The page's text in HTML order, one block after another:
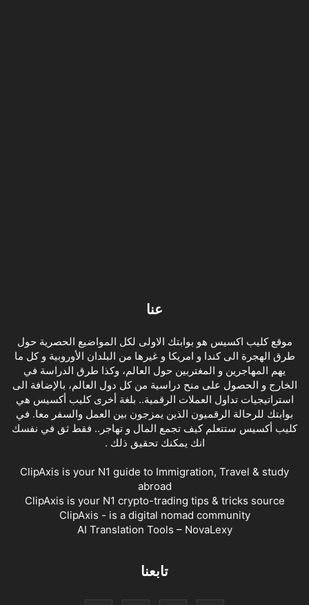
عنا
موقع كليب اكسيس هو بوابتك الاولى لكل المواضيع الحصرية حول
طرق الهجرة الى كندا و امريكا و غيرها من البلدان الأوروبية و كل ما
يهم المهاجرين و المغتربين حول العالم، وكذا طرق الدراسة في
الخارج و الحصول على منح دراسية من كل دول العالم، بالإضافة الى
استراتيجيات تداول العملات الرقمية.. بلغة أخرى كليب أكسيس هي
بوابتك للرحالة الرقميون الذين يمزجون بين العمل والسفر معا. في
كليب أكسيس ستتعلم كيف تجمع المال و تهاجر.. فقط ثق في نفسك
انك يمكنك تحقيق ذلك .
ClipAxis is your N1 guide to Immigration, Travel & study
abroad
ClipAxis is your N1 crypto-trading tips & tricks source
ClipAxis - is a digital nomad community
AI Translation Tools – NovaLexy
تابعنا